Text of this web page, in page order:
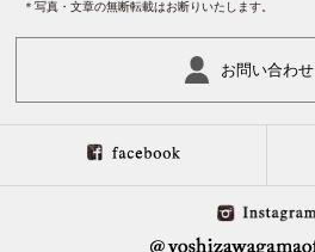
＊写真・文章の無断転載はお断りいたします。
お問い合わせ